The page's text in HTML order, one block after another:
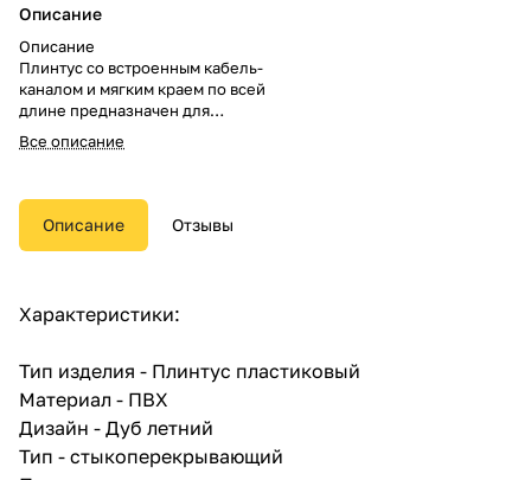
Описание
Описание
Плинтус со встроенным кабель-
каналом и мягким краем по всей
длине предназначен для
скрытия зазора между стеной и
напольным покрытием.
Все описание
Описание Отзывы
Характеристики:
Тип изделия - Плинтус пластиковый
Материал - ПВХ
Дизайн - Дуб летний
Тип - стыкоперекрывающий